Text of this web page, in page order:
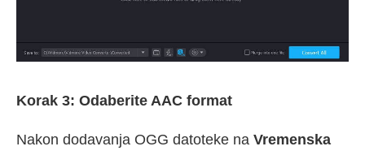
Korak 3: Odaberite AAC format
Nakon dodavanja OGG datoteke na Vremenska